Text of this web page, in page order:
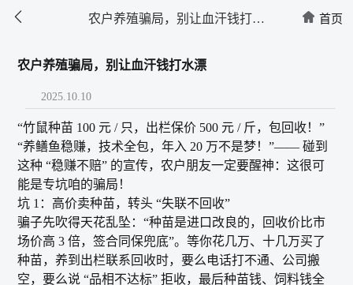

农户养殖骗局，别让血汗钱打水
 首页
农户养殖骗局，别让血汗钱打水漂
2025.10.10
“竹鼠种苗 100 元 / 只，出栏保价 500 元 / 斤，包回收！”
“养鳝鱼稳赚，技术全包，年入 20 万不是梦！”—— 碰到
这种 “稳赚不赔” 的宣传，农户朋友一定要醒神：这很可
能是专坑咱的骗局！​
坑 1：高价卖种苗，转头 “失联不回收”​
骗子先吹得天花乱坠：“种苗是进口改良的，回收价比市
场价高 3 倍，签合同保兜底”。等你花几万、十几万买了
种苗，养到出栏联系回收时，要么电话打不通、公司搬
空，要么说 “品相不达标” 拒收，最后种苗钱、饲料钱全